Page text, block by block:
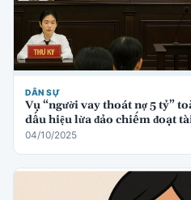
DÂN SỰ
Vụ “người vay thoát nợ 5 tỷ”
dấu hiệu lừa đảo chiếm đoạt
04/10/2025